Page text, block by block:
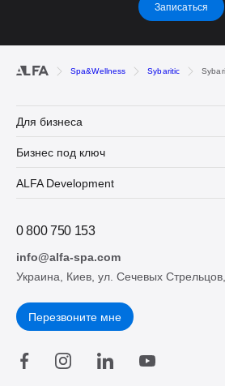
Записаться
Spa&Wellness Sybaritic
Для бизнеса
Бизнес под ключ
ALFA Development
0 800 750 153
info@alfa-spa.com
Украина, Киев, ул. Сечевых
Перезвоните мне